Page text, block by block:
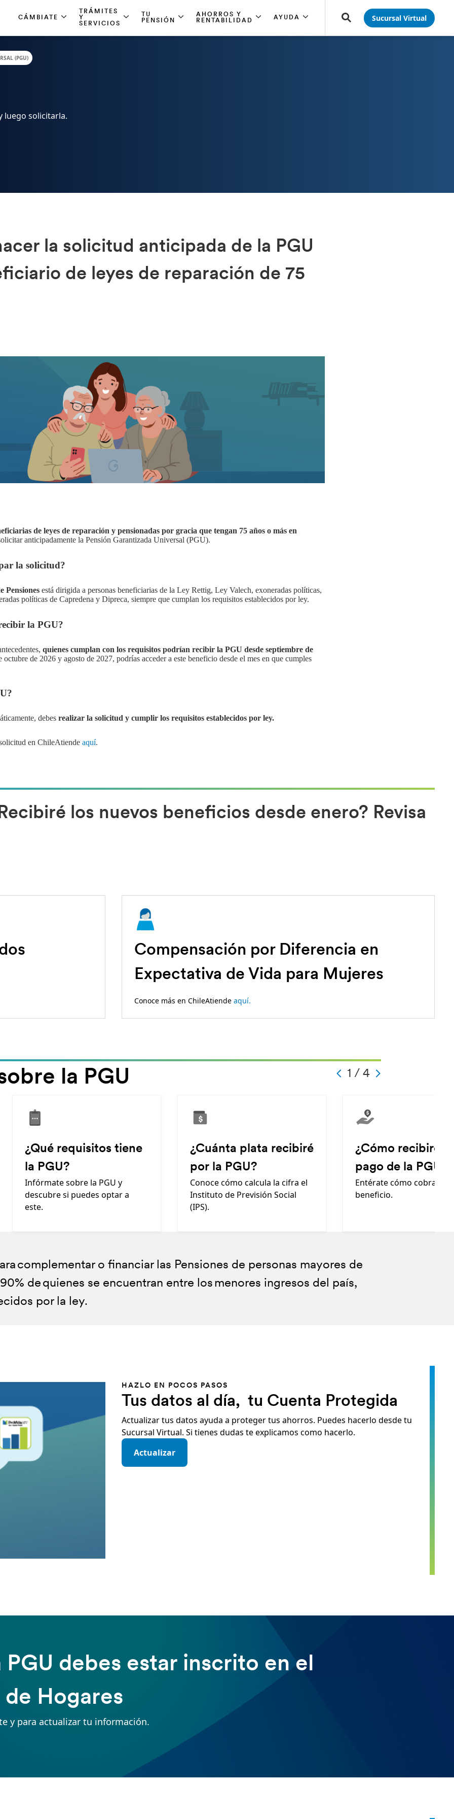
CÁMBIATE
TRÁMITES
Y
SERVICIOS
TU
PENSIÓN
AHORROS Y
RENTABILIDAD
AYUDA Sucursal Virtual
(PGU)
luego solicitarla.
la solicitud anticipada de la PGU
de leyes de reparación de 75
de leyes de reparación y pensionadas por gracia que tengan 75 años o más en
anticipadamente la Pensión Garantizada Universal (PGU).
la solicitud?
Pensionesestá dirigida a personas beneficiarias de la Ley Rettig, Ley Valech, exoneradas políticas,
políticas de Capredena y Dipreca, siempre que cumplan los requisitos establecidos por ley.
la PGU?
quienes cumplan con los requisitos podrían recibir la PGU desde septiembre de
de 2026 y agosto de 2027, podrías acceder a este beneficio desde el mes en que cumples
debes realizar la solicitud y cumplir los requisitos establecidos por ley.
en ChileAtiende aquí.
los nuevos beneficios desde enero? Revisa
Compensación por Diferencia en
Expectativa de Vida para Mujeres
Conoce más en ChileAtiende aquí.
la PGU 1 / 4
-
-
¿Qué requisitos tiene
la PGU?
Infórmate sobre la PGU y
descubre si puedes optar a
este.
¿Cuánta plata recibiré
por la PGU?
Conoce cómo calcula la cifra el
Instituto de Previsión Social
(IPS).
¿Cómo recibiré el
pago de la PGU?
Entérate cómo cobrar el
beneficio.
complementar o financiar las Pensiones de personas mayores de
de quienes se encuentran entre los menores ingresos del país,
por la ley.
a $$1.252.602
se deben analizar antecedentes entregados por otras instituciones que determinan un puntaje para
a la PGU. Este puntaje no corresponde al mismo porcentaje del Registro Social de Hogares.
inferiores a $789.139. El monto máximo es $231.732 para personas menores de
años es de $250.275 (reajuste anual en febrero por IPC).
y $1.252.602, el monto será variable y definido por el IPS.
recibirán el pago directamente del IPS.
una Pensión por Retiro Programado, ProVida pagará esta Pensión y el IPS
HAZLO EN POCOS PASOS
Tus datos al día, tu Cuenta Protegida
Actualizar tus datos ayuda a proteger tus ahorros. Puedes hacerlo desde tu
Sucursal Virtual. Si tienes dudas te explicamos como hacerlo.
Actualizar
PGU debes estar inscrito en el
de Hogares
y para actualizar tu información.